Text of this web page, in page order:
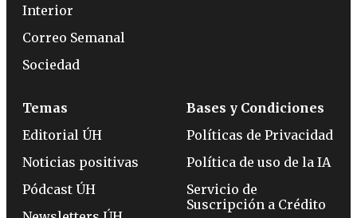
Interior
Correo Semanal
Sociedad
Temas
Editorial ÚH
Noticias positivas
Pódcast ÚH
Bases y Condiciones
Políticas de Privacidad
Política de uso de la IA
Servicio de
Suscripción a Crédito